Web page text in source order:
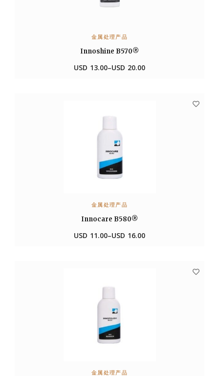
选择选项
金属处理产品
Innoshine B570®
USD 13.00–USD 20.00
选择选项
金属处理产品
Innocare B580®
USD 11.00–USD 16.00
选择选项
金属处理产品